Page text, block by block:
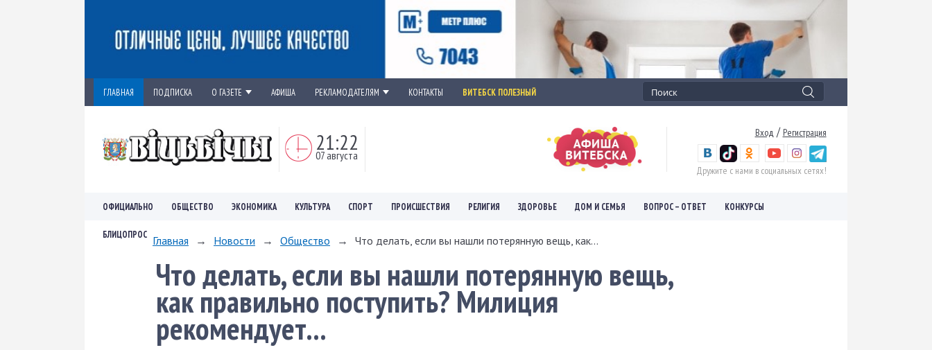
ГЛАВНАЯ ПОДПИСКА О ГАЗЕТЕ АФИША РЕКЛАМОДАТЕЛЯМ КОНТАКТЫ ВИТЕБСК ПОЛЕЗНЫЙ
21:22
07 августа
Вход / Регистрация
Дружите с нами в социальных сетях!
ОФИЦИАЛЬНО ОБЩЕСТВО ЭКОНОМИКА КУЛЬТУРА СПОРТ ПРОИСШЕСТВИЯ РЕЛИГИЯ ЗДОРОВЬЕ ДОМ И СЕМЬЯ ВОПРОС – ОТВЕТ КОНКУРСЫ
БЛИЦОПРОС Главная → Новости → Общество → Что делать, если вы нашли потерянную вещь, как...
Что делать, если вы нашли потерянную вещь,
как правильно поступить? Милиция
рекомендует...